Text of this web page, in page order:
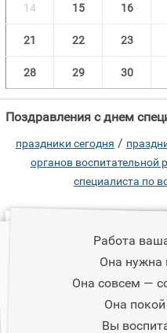
14 15 16
21 22 23
28 29 30
праздники сегодня /
органов воспитательной
специалиста по
Работа
Она нужна
Она совсем —
Она
Вы